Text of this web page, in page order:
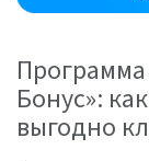
Бонус»:
выгодно